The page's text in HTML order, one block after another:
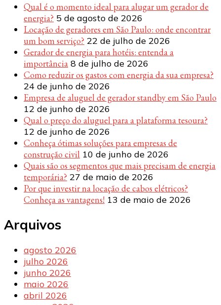
Qual é o momento ideal para alugar um gerador de
energia? 5 de agosto de 2026
Locação de geradores em São Paulo: onde encontrar
um bom serviço? 22 de julho de 2026
Gerador de energia para hotéis: entenda a
importância 8 de julho de 2026
Como reduzir os gastos com energia da sua empresa?
24 de junho de 2026
Empresa de aluguel de gerador standby em São Paulo
12 de junho de 2026
Qual o preço do aluguel para a plataforma tesoura?
12 de junho de 2026
Conheça ótimas soluções para empresas de
construção civil 10 de junho de 2026
Quais são os segmentos que mais precisam de energia
temporária? 27 de maio de 2026
Por que investir na locação de cabos elétricos?
Conheça as vantagens! 13 de maio de 2026
Arquivos
agosto 2026
julho 2026
junho 2026
maio 2026
abril 2026